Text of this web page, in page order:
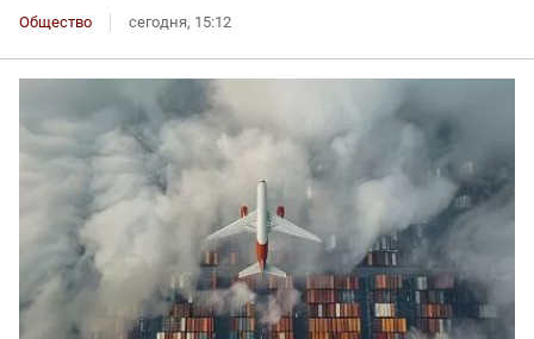
Общество сегодня, 15:12